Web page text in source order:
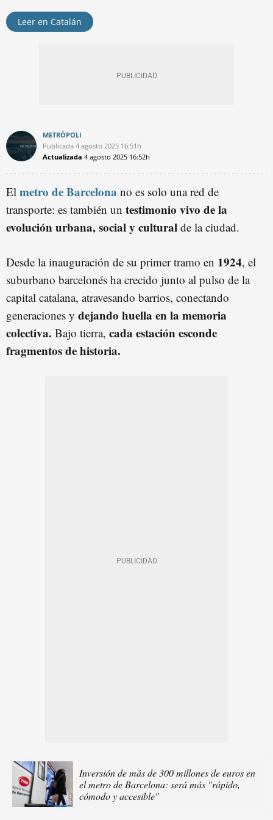
Leer en Catalán
METRÓPOLI
Publicada 4 agosto 2025 16:51h
Actualizada 4 agosto 2025 16:52h
El metro de Barcelona no es solo una red de
transporte: es también un testimonio vivo de la
evolución urbana, social y cultural de la ciudad.
Desde la inauguración de su primer tramo en 1924, el
suburbano barcelonés ha crecido junto al pulso de la
capital catalana, atravesando barrios, conectando
generaciones y dejando huella en la memoria
colectiva. Bajo tierra, cada estación esconde
fragmentos de historia.
Inversión de más de 300 millones de euros en
el metro de Barcelona: será más "rápido,
cómodo y accesible"